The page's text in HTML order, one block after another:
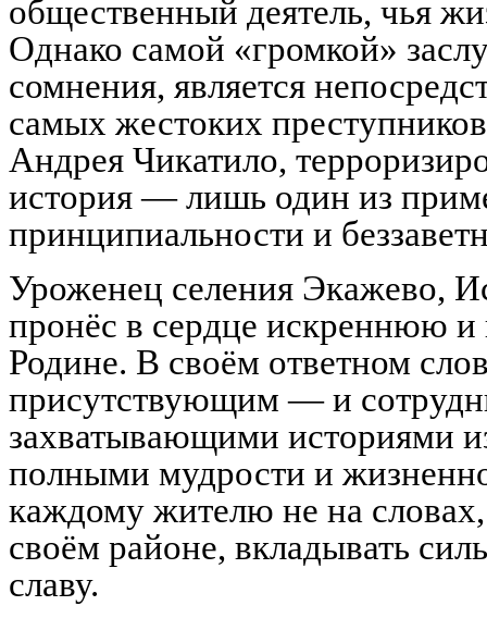
общественный деятель, чья
Однако самой «громкой»
сомнения, является
самых жестоких
Андрея Чикатило,
история — лишь один из
принципиальности и
Уроженец селения Экажево,
пронёс в сердце искреннюю
Родине. В своём ответном
присутствующим — и
захватывающими историями
полными мудрости и
каждому жителю не на
своём районе, вкладывать
славу.